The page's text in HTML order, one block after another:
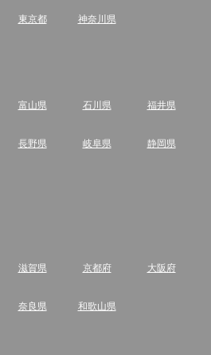
東京都 神奈川県
富山県 石川県 福井県
長野県 岐阜県 静岡県
滋賀県 京都府 大阪府
奈良県 和歌山県